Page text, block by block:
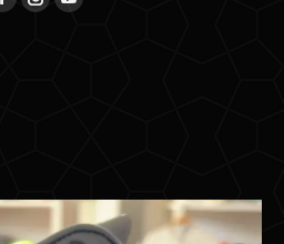
Facebook
Instagram
YouTube